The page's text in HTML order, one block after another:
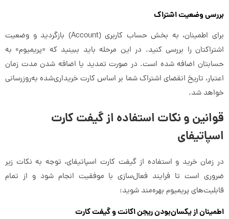
بررسی وضعیت اشتراک
برای اطمینان، به بخش حساب کاربری (Account) بازگردید و وضعیت
اشتراکتان را بررسی کنید. در این مرحله باید ببینید که «پریمیوم» به
حسابتان اضافه شده است. در صورت تمدید یا اضافه شدن مدت زمان
اعتبار، تاریخ انقضای اشتراک شما بر اساس کارت خریداری‌شده به‌روزرسانی
خواهد شد.
قوانین و نکات استفاده از گیفت کارت
اسپاتیفای
در زمان خرید و استفاده از گیفت کارت اسپاتیفای، توجه به نکات زیر
ضروری است تا فرایند فعال‌سازی با موفقیت انجام شود و از تمام
قابلیت‌های پریمیوم بهره‌مند شوید:
اطمینان از یکسان‌بودن ریجن اکانت و گیفت کارت